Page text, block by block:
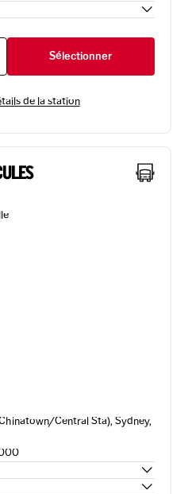
Sélectionner
de la station
Central Sta), Sydney,